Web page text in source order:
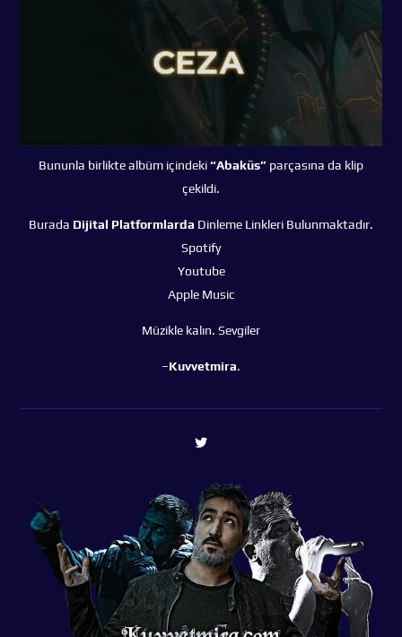
Bununla birlikte albüm içindeki“Abaküs” parçasına da klip
çekildi.
Burada Dijital Platformlarda Dinleme Linkleri Bulunmaktadır.
Spotify
Youtube
Apple Music
Müzikle kalın. Sevgiler
–Kuvvetmira.